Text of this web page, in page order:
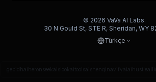
© 2026 VaVa AI Labs.
30 N Gould St, STE R, Sheridan, WY
Türkçe
gebidh aiheron seekais lookaitools aishenqinavifyaiaihustle